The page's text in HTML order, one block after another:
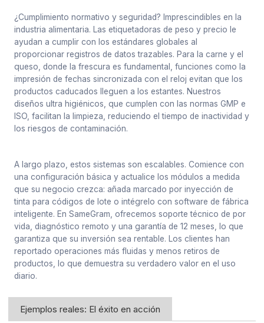
¿Cumplimiento normativo y seguridad? Imprescindibles en la
industria alimentaria. Las etiquetadoras de peso y precio le
ayudan a cumplir con los estándares globales al
proporcionar registros de datos trazables. Para la carne y el
queso, donde la frescura es fundamental, funciones como la
impresión de fechas sincronizada con el reloj evitan que los
productos caducados lleguen a los estantes. Nuestros
diseños ultra higiénicos, que cumplen con las normas GMP e
ISO, facilitan la limpieza, reduciendo el tiempo de inactividad y
los riesgos de contaminación.
A largo plazo, estos sistemas son escalables. Comience con
una configuración básica y actualice los módulos a medida
que su negocio crezca: añada marcado por inyección de
tinta para códigos de lote o intégrelo con software de fábrica
inteligente. En SameGram, ofrecemos soporte técnico de por
vida, diagnóstico remoto y una garantía de 12 meses, lo que
garantiza que su inversión sea rentable. Los clientes han
reportado operaciones más fluidas y menos retiros de
productos, lo que demuestra su verdadero valor en el uso
diario.
Ejemplos reales: El éxito en acción